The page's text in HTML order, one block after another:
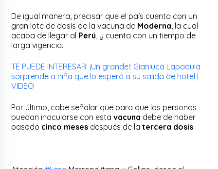
De igual manera, precisar que el país cuenta con un
gran lote de dosis de la vacuna de Moderna , la cual
acaba de llegar al Perú , y cuenta con un tiempo de
larga vigencia.
TE PUEDE INTERESAR: ¡Un grande!: Gianluca Lapadula
sorprende a niña que lo esperó a su salida de hotel |
VIDEO
Por último, cabe señalar que para que las personas
puedan inocularse con estavacuna debe de haber
pasado cinco meses después de latercera dosis.